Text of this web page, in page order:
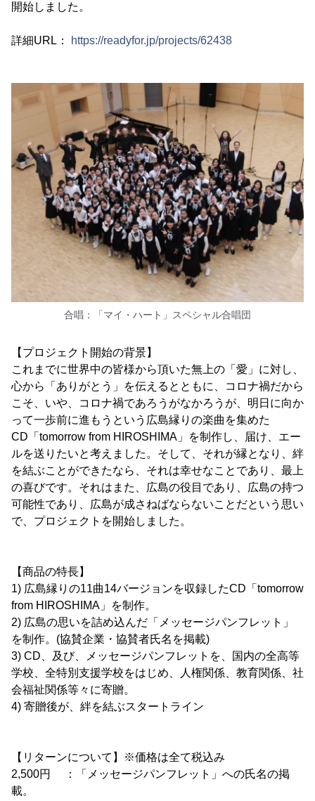
開始しました。
詳細URL： https://readyfor.jp/projects/62438
合唱：「マイ・ハート」スペシャル合唱団
【プロジェクト開始の背景】
これまでに世界中の皆様から頂いた無上の「愛」に対し、
心から「ありがとう」を伝えるとともに、コロナ禍だから
こそ、いや、コロナ禍であろうがなかろうが、明日に向か
って一歩前に進もうという広島縁りの楽曲を集めた
CD「tomorrow from HIROSHIMA」を制作し、届け、エー
ルを送りたいと考えました。そして、それが縁となり、絆
を結ぶことができたなら、それは幸せなことであり、最上
の喜びです。それはまた、広島の役目であり、広島の持つ
可能性であり、広島が成さねばならないことだという思い
で、プロジェクトを開始しました。
【商品の特長】
1) 広島縁りの11曲14バージョンを収録したCD「tomorrow
from HIROSHIMA」を制作。
2) 広島の思いを詰め込んだ「メッセージパンフレット」
を制作。(協賛企業・協賛者氏名を掲載)
3) CD、及び、メッセージパンフレットを、国内の全高等
学校、全特別支援学校をはじめ、人権関係、教育関係、社
会福祉関係等々に寄贈。
4) 寄贈後が、絆を結ぶスタートライン
【リターンについて】※価格は全て税込み
2,500円 ：「メッセージパンフレット」への氏名の掲
載。